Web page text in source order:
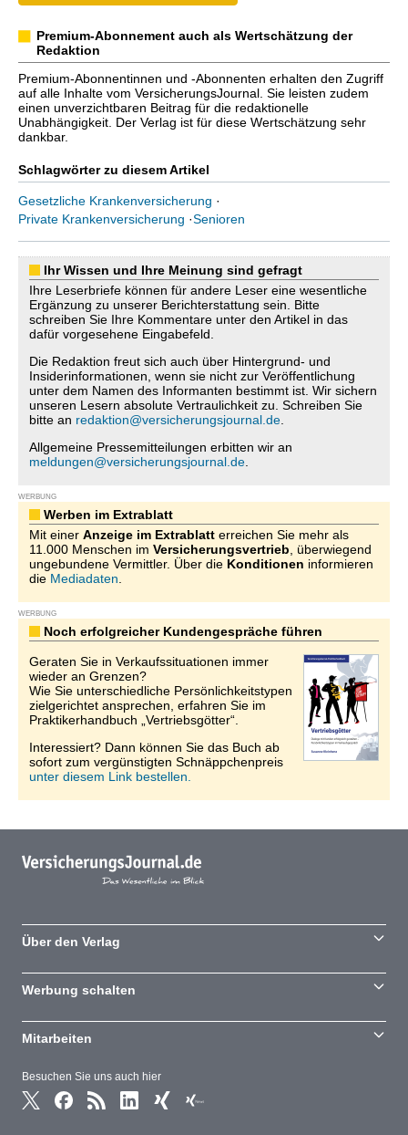
Premium-Abonnement auch als Wertschätzung der
Redaktion
Premium-Abonnentinnen und -Abonnenten erhalten den Zugriff
auf alle Inhalte vom VersicherungsJournal. Sie leisten zudem
einen unverzichtbaren Beitrag für die redaktionelle
Unabhängigkeit. Der Verlag ist für diese Wertschätzung sehr
dankbar.
Schlagwörter zu diesem Artikel
Gesetzliche Krankenversicherung ·
Private Krankenversicherung ·Senioren
Ihr Wissen und Ihre Meinung sind gefragt
Ihre Leserbriefe können für andere Leser eine wesentliche
Ergänzung zu unserer Berichterstattung sein. Bitte
schreiben Sie Ihre Kommentare unter den Artikel in das
dafür vorgesehene Eingabefeld.
Die Redaktion freut sich auch über Hintergrund- und
Insiderinformationen, wenn sie nicht zur Veröffentlichung
unter dem Namen des Informanten bestimmt ist. Wir sichern
unseren Lesern absolute Vertraulichkeit zu. Schreiben Sie
bitte an redaktion@versicherungsjournal.de
Allgemeine Pressemitteilungen erbitten wir an
meldungen@versicherungsjournal.de
WERBUNG
Werben im Extrablatt
Mit einer Anzeige im Extrablatt erreichen Sie mehr als
11.000 Menschen im Versicherungsvertrieb , überwiegend
ungebundene Vermittler. Über die Konditionen informieren
die Mediadaten
WERBUNG
Noch erfolgreicher Kundengespräche führen
Geraten Sie in Verkaufssituationen immer
wieder an Grenzen?
Wie Sie unterschiedliche Persönlichkeitstypen
zielgerichtet ansprechen, erfahren Sie im
Praktikerhandbuch „Vertriebsgötter“.
Interessiert? Dann können Sie das Buch ab
sofort zum vergünstigten Schnäppchenpreis
unter diesem Link bestellen.
Besuchen Sie uns auch hier
Über den Verlag
Werbung schalten
Mitarbeiten